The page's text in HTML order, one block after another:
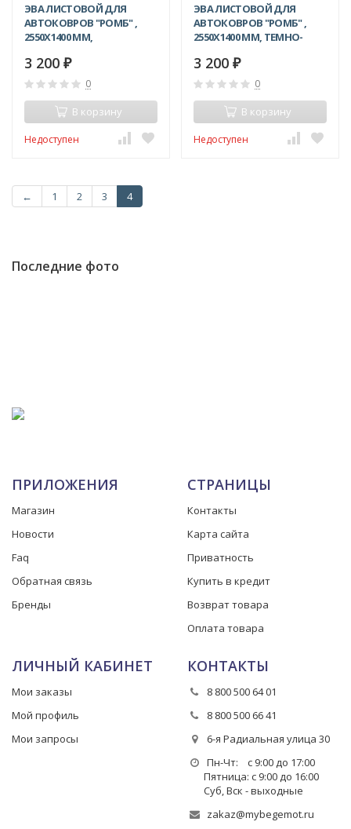
ЭВА ЛИСТОВОЙ ДЛЯ
АВТОКОВРОВ "РОМБ" ,
2550Х1400 ММ,
3 200 ₽
0
В корзину
Недоступен
ЭВА ЛИСТОВОЙ ДЛЯ
АВТОКОВРОВ "РОМБ" ,
2550Х1400 ММ, ТЕМНО-
3 200 ₽
0
В корзину
Недоступен
← 1 2 3 4
Последние фото
ПРИЛОЖЕНИЯ
Магазин
Новости
Faq
Обратная связь
Бренды
СТРАНИЦЫ
Контакты
Карта сайта
Приватность
Купить в кредит
Возврат товара
Оплата товара
ЛИЧНЫЙ КАБИНЕТ
Мои заказы
Мой профиль
Мои запросы
КОНТАКТЫ
8 800 500 64 01
8 800 500 66 41
6-я Радиальная улица 30
Пн-Чт: с 9:00 до 17:00
Пятница: с 9:00 до 16:00
Суб, Вск - выходные
zakaz@mybegemot.ru